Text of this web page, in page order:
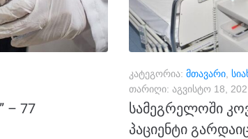
– 77
კატეგორია: მთავარი
თარიღი: აგვისტო 18,
სამეგრელოში
პაციენტი